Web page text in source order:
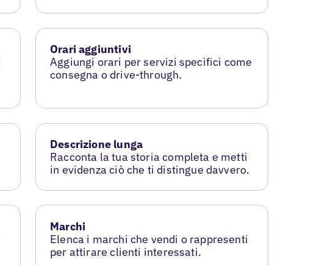
Orari aggiuntivi
Aggiungi orari per servizi specifici come
consegna o drive-through.
Descrizione lunga
Racconta la tua storia completa e metti
in evidenza ciò che ti distingue davvero.
Marchi
Elenca i marchi che vendi o rappresenti
per attirare clienti interessati.